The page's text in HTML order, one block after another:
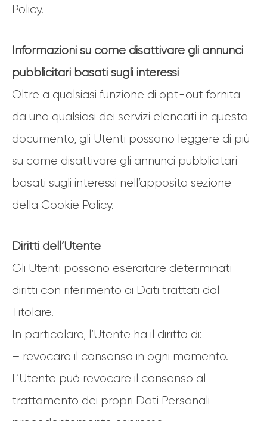
Policy.
Informazioni su come disattivare gli annunci
pubblicitari basati sugli interessi
Oltre a qualsiasi funzione di opt-out fornita
da uno qualsiasi dei servizi elencati in questo
documento, gli Utenti possono leggere di più
su come disattivare gli annunci pubblicitari
basati sugli interessi nell’apposita sezione
della Cookie Policy.
Diritti dell’Utente
Gli Utenti possono esercitare determinati
diritti con riferimento ai Dati trattati dal
Titolare.
In particolare, l’Utente ha il diritto di:
– revocare il consenso in ogni momento.
L’Utente può revocare il consenso al
trattamento dei propri Dati Personali